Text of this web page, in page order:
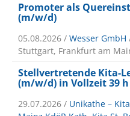
Promoter als
(m/w/d)
05.08.2026 / Wesser GmbH
Stuttgart, Frankfurt am
Stellvertretende Kita-
(m/w/d) in Vollzeit 39 h
29.07.2026 / Unikathe –